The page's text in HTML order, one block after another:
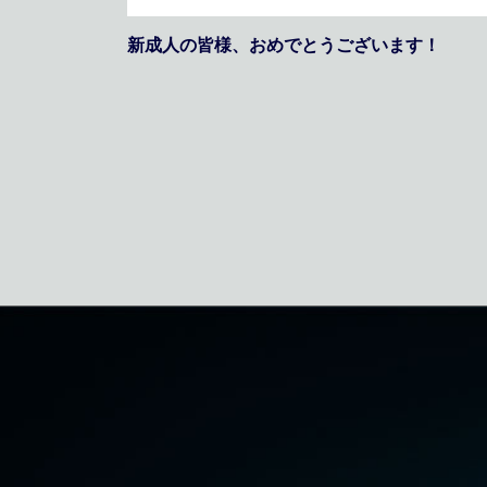
新成人の皆様、おめでとうございます！